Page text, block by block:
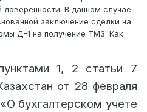
доверенности. В данном случае
заключение сделки на
Д-1 на получение ТМЗ. Как
1, 2 статьи 7
от 28 февраля
бухгалтерском учете